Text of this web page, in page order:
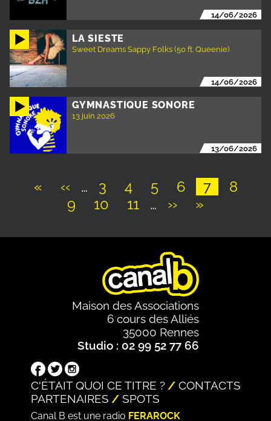
14/06/2026
LA SIESTE
Sweet Dreams Sappy Folks (50 ft. Queenie)
14/06/2026
GYMNASTIQUE SONORE
13 juin 2026
13/06/2026
Pagination
Première
page
«
Page
précédente
‹‹ … Page
3 Page
4 Page
5 Page
6 Page
7 Page
8
Page
9 Page
10 Page
11 …
Page
››
Dernière
»
Maison des Associations
6 cours des Alliés
35000 Rennes
Studio : 02 99 52 77 66
C'ÉTAIT QUOI CE TITRE ?
CONTACTS
PARTENAIRES
SPOTS
Canal B est une radio FERAROCK